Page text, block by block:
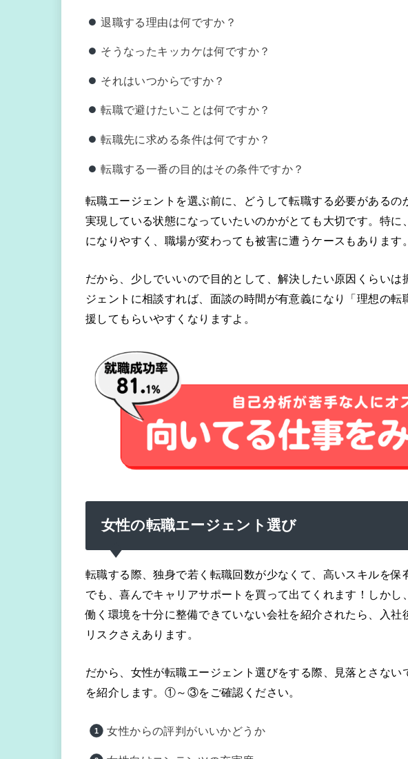
退職する理由は何ですか？
そうなったキッカケは何ですか？
それはいつからですか？
転職で避けたいことは何ですか？
転職先に求める条件は何ですか？
転職する一番の目的はその条件ですか？
転職エージェントを選ぶ前に、どうして転職する必要があるの
実現している状態になっていたいのかがとても大切です。特に
になりやすく、職場が変わっても被害に遭うケースもあります。
だから、少しでいいので目的として、解決したい原因くらい
ジェントに相談すれば、面談の時間が有意義になり「理想の
援してもらいやすくなりますよ。
女性の転職エージェント選び
転職する際、独身で若く転職回数が少なくて、高いスキルを保
でも、喜んでキャリアサポートを買って出てくれます！しか
働く環境を十分に整備できていない会社を紹介されたら、入社
リスクさえあります。
だから、女性が転職エージェント選びをする際、見落とさない
を紹介します。①～③をご確認ください。
女性からの評判がいいかどうか